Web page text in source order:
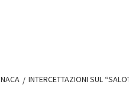
INTERCETTAZIONI SUL